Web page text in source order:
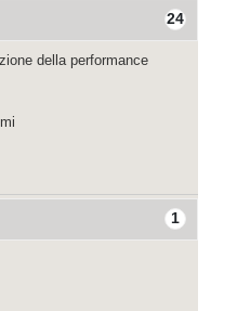
24
della performance
1